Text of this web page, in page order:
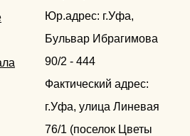
Юр.адрес: г.Уфа,
Бульвар Ибрагимова
90/2 - 444
Фактический адрес:
г.Уфа, улица Линевая
76/1 (поселок Цветы